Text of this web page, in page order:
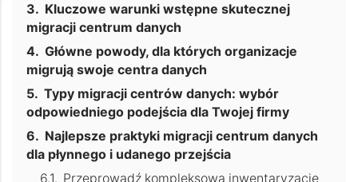
Kluczowe warunki wstępne skutecznej
migracji centrum danych
Główne powody, dla których organizacje
migrują swoje centra danych
Typy migracji centrów danych: wybór
odpowiedniego podejścia dla Twojej firmy
Najlepsze praktyki migracji centrum danych
dla płynnego i udanego przejścia
Przeprowadź kompleksową inwentaryzację